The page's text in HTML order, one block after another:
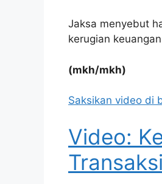
Jaksa menyebut
kerugian
(mkh/mkh)
Saksikan video di
Video: